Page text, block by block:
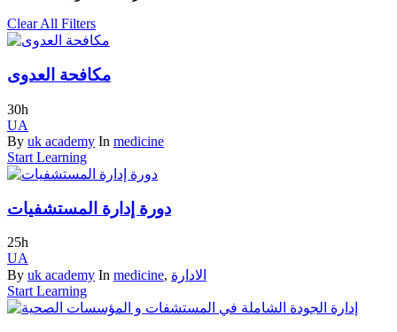
Clear All Filters
مكافحة العدوى
30h
UA
By uk academy In medicine
Start Learning
دورة إدارة المستشفيات
25h
UA
By uk academy In medicine, الادارة
Start Learning